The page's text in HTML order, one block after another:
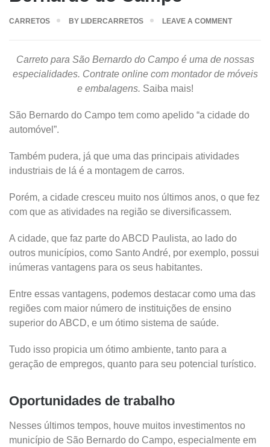
CARRETOS BY LIDERCARRETOS LEAVE A COMMENT
Carreto para São Bernardo do Campo é uma de nossas
especialidades. Contrate online com montador de móveis
e embalagens. Saiba mais!
São Bernardo do Campo tem como apelido “a cidade do
automóvel”.
Também pudera, já que uma das principais atividades
industriais de lá é a montagem de carros.
Porém, a cidade cresceu muito nos últimos anos, o que fez
com que as atividades na região se diversificassem.
A cidade, que faz parte do ABCD Paulista, ao lado do
outros municípios, como Santo André, por exemplo, possui
inúmeras vantagens para os seus habitantes.
Entre essas vantagens, podemos destacar como uma das
regiões com maior número de instituições de ensino
superior do ABCD, e um ótimo sistema de saúde.
Tudo isso propicia um ótimo ambiente, tanto para a
geração de empregos, quanto para seu potencial turístico.
Oportunidades de trabalho
Nesses últimos tempos, houve muitos investimentos no
município de São Bernardo do Campo, especialmente em